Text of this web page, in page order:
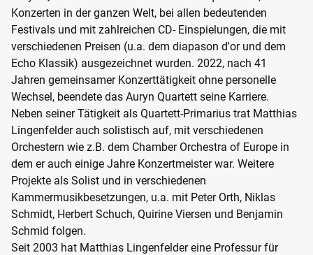
Konzerten in der ganzen Welt, bei allen bedeutenden
Festivals und mit zahlreichen CD- Einspielungen, die mit
verschiedenen Preisen (u.a. dem diapason d'or und dem
Echo Klassik) ausgezeichnet wurden. 2022, nach 41
Jahren gemeinsamer Konzerttätigkeit ohne personelle
Wechsel, beendete das Auryn Quartett seine Karriere.
Neben seiner Tätigkeit als Quartett-Primarius trat Matthias
Lingenfelder auch solistisch auf, mit verschiedenen
Orchestern wie z.B. dem Chamber Orchestra of Europe in
dem er auch einige Jahre Konzertmeister war. Weitere
Projekte als Solist und in verschiedenen
Kammermusikbesetzungen, u.a. mit Peter Orth, Niklas
Schmidt, Herbert Schuch, Quirine Viersen und Benjamin
Schmid folgen.
Seit 2003 hat Matthias Lingenfelder eine Professur für